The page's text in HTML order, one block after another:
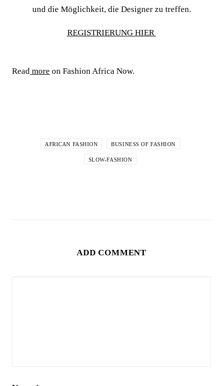
und die Möglichkeit, die Designer zu treffen.
REGISTRIERUNG HIER
Read more on Fashion Africa Now.
AFRICAN FASHION BUSINESS OF FASHION
SLOW-FASHION
ADD COMMENT